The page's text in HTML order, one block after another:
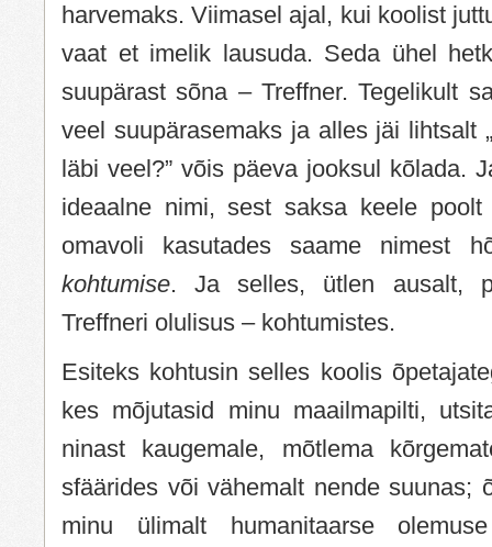
harvemaks. Viimasel ajal, kui koolist
vaat et imelik lausuda. Seda ühel
suupärast sõna – Treffner. Tegelikult
veel suupärasemaks ja alles jäi lihtsalt
läbi veel?” võis päeva jooksul kõlada.
ideaalne nimi, sest saksa keele
omavoli kasutades saame nimest
kohtumise. Ja selles, ütlen ausalt,
Treffneri olulisus – kohtumistes.
Esiteks kohtusin selles koolis
kes mõjutasid minu maailmapilti,
ninast kaugemale, mõtlema
sfäärides või vähemalt nende suunas;
minu ülimalt humanitaarse